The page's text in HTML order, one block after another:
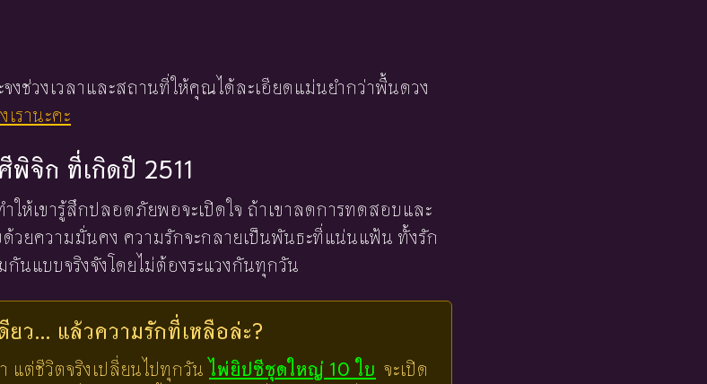
งช่วงเวลาและสถานที่ให้คุณได้ละเอียดแม่นยำกว่าพื้นดวง
รานะคะ
พิจิก ที่เกิดปี 2511
ให้เขารู้สึกปลอดภัยพอจะเปิดใจ ถ้าเขาลดการทดสอบและ
วยความมั่นคง ความรักจะกลายเป็นพันธะที่แน่นแฟ้น ทั้งรัก
นแบบจริงจังโดยไม่ต้องระแวงกันทุกวัน
ว... แล้วความรักที่เหลือล่ะ?
แต่ชีวิตจริงเปลี่ยนไปทุกวัน ไพ่ยิปซีชุดใหญ่ 10 ใบ จะเปิด